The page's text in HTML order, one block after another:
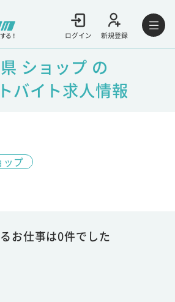
る！ ログイン 新規登録
ショップ の
バイト求人情報
ップ
お仕事は0件でした